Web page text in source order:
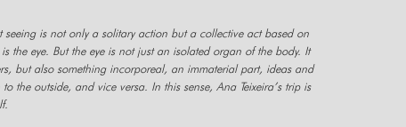
is not only a solitary action but a collective act based on
the eye. But the eye is not just an isolated organ of the body. It
but also something incorporeal, an immaterial part, ideas and
the outside, and vice versa. In this sense, Ana Teixeira’s trip is